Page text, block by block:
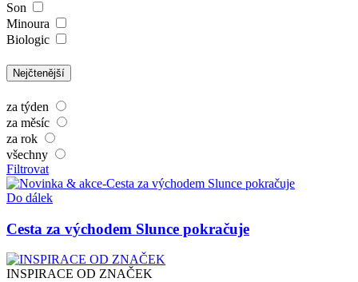
Son
Minoura
Biologic
Nejčtenější
za týden
za měsíc
za rok
všechny
Filtrovat
Do dálek
Cesta za východem Slunce pokračuje
INSPIRACE OD ZNAČEK